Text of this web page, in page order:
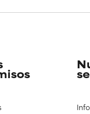
científica disponible
científica disponible